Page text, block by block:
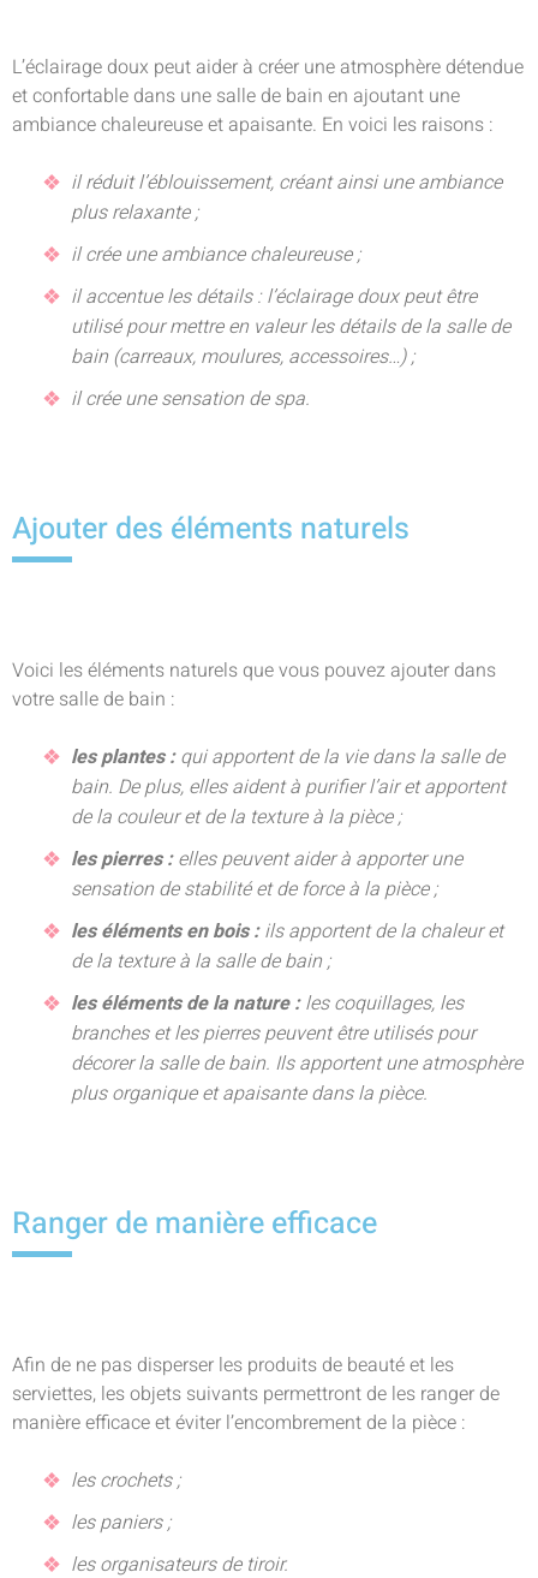
L’éclairage doux peut aider à créer une atmosphère détendue
et confortable dans une salle de bain en ajoutant une
ambiance chaleureuse et apaisante. En voici les raisons :
il réduit l’éblouissement, créant ainsi une ambiance
plus relaxante ;
il crée une ambiance chaleureuse ;
il accentue les détails : l’éclairage doux peut être
utilisé pour mettre en valeur les détails de la salle de
bain (carreaux, moulures, accessoires…) ;
il crée une sensation de spa.
Ajouter des éléments naturels
Voici les éléments naturels que vous pouvez ajouter dans
votre salle de bain :
les plantes :qui apportent de la vie dans la salle de
bain. De plus, elles aident à purifier l’air et apportent
de la couleur et de la texture à la pièce ;
les pierres :elles peuvent aider à apporter une
sensation de stabilité et de force à la pièce ;
les éléments en bois :ils apportent de la chaleur et
de la texture à la salle de bain ;
les éléments de la nature :les coquillages, les
branches et les pierres peuvent être utilisés pour
décorer la salle de bain. Ils apportent une atmosphère
plus organique et apaisante dans la pièce.
Ranger de manière efficace
Afin de ne pas disperser les produits de beauté et les
serviettes, les objets suivants permettront de les ranger de
manière efficace et éviter l’encombrement de la pièce :
les crochets ;
les paniers ;
les organisateurs de tiroir.